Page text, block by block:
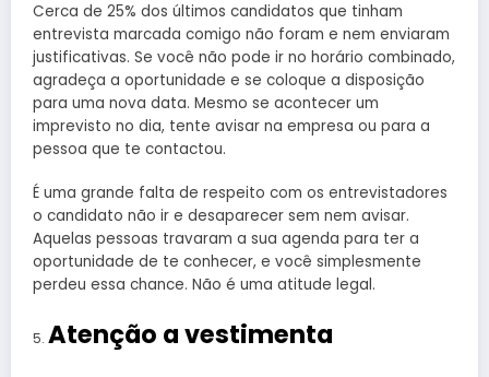
Cerca de 25% dos últimos candidatos que tinham
entrevista marcada comigo não foram e nem enviaram
justificativas. Se você não pode ir no horário combinado,
agradeça a oportunidade e se coloque a disposição
para uma nova data. Mesmo se acontecer um
imprevisto no dia, tente avisar na empresa ou para a
pessoa que te contactou.
É uma grande falta de respeito com os entrevistadores
o candidato não ir e desaparecer sem nem avisar.
Aquelas pessoas travaram a sua agenda para ter a
oportunidade de te conhecer, e você simplesmente
perdeu essa chance. Não é uma atitude legal.
Atenção a vestimenta